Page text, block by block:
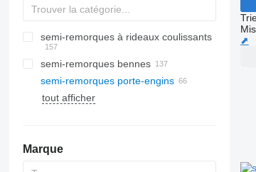
semi-remorques à rideaux coulissants
semi-remorques bennes
semi-remorques porte-engins
tout afficher
Marque
⬈